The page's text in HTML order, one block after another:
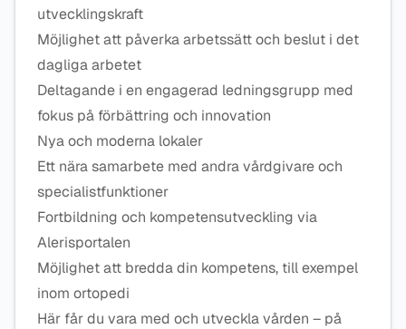
utvecklingskraft
Möjlighet att påverka arbetssätt och beslut i det
dagliga arbetet
Deltagande i en engagerad ledningsgrupp med
fokus på förbättring och innovation
Nya och moderna lokaler
Ett nära samarbete med andra vårdgivare och
specialistfunktioner
Fortbildning och kompetensutveckling via
Alerisportalen
Möjlighet att bredda din kompetens, till exempel
inom ortopedi
Här får du vara med och utveckla vården – på